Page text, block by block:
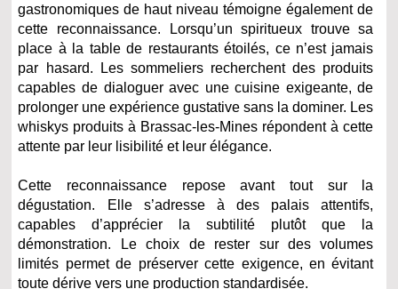
gastronomiques de haut niveau témoigne également de
cette reconnaissance. Lorsqu’un spiritueux trouve sa
place à la table de restaurants étoilés, ce n’est jamais
par hasard. Les sommeliers recherchent des produits
capables de dialoguer avec une cuisine exigeante, de
prolonger une expérience gustative sans la dominer. Les
whiskys produits à Brassac-les-Mines répondent à cette
attente par leur lisibilité et leur élégance.
Cette reconnaissance repose avant tout sur la
dégustation. Elle s’adresse à des palais attentifs,
capables d’apprécier la subtilité plutôt que la
démonstration. Le choix de rester sur des volumes
limités permet de préserver cette exigence, en évitant
toute dérive vers une production standardisée.